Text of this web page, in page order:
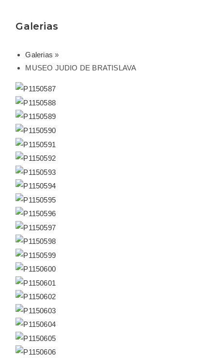
Galerias
Galerias »
MUSEO JUDIO DE BRATISLAVA